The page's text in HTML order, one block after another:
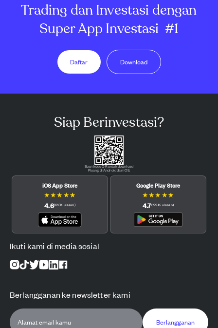
Trading dan Investasi dengan
Super App Investasi #1
Daftar Download
Siap Berinvestasi?
Scan kode QR untuk download
Pluang di Android dan iOS.
iOS App Store
★★★ ★★
4.6(12.3K ulasan)
Google Play Store
★★★ ★★
4.7(122.1K ulasan)
Ikuti kami di media sosial
Berlangganan ke newsletter kami
Berlangganan